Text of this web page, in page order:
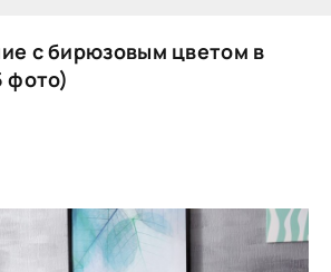
с бирюзовым цветом в
фото)